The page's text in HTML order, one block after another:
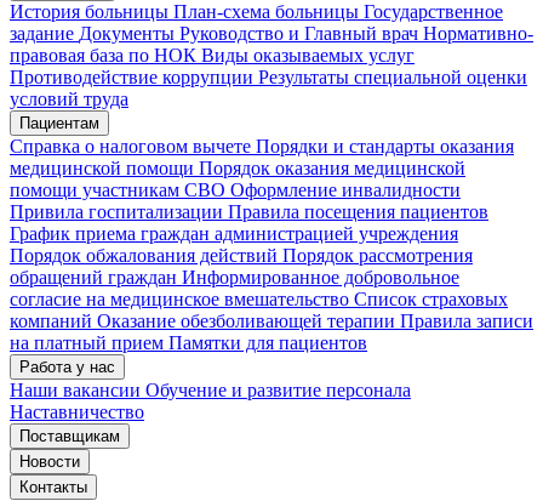
История больницы План-схема больницы Государственное
задание Документы Руководство и Главный врач Нормативно-
правовая база по НОК Виды оказываемых услуг
Противодействие коррупции Результаты специальной оценки
условий труда
Пациентам
Справка о налоговом вычете Порядки и стандарты оказания
медицинской помощи Порядок оказания медицинской
помощи участникам СВО Оформление инвалидности
Привила госпитализации Правила посещения пациентов
График приема граждан администрацией учреждения
Порядок обжалования действий Порядок рассмотрения
обращений граждан Информированное добровольное
согласие на медицинское вмешательство Список страховых
компаний Оказание обезболивающей терапии Правила записи
на платный прием Памятки для пациентов
Работа у нас
Наши вакансии Обучение и развитие персонала
Наставничество
Поставщикам
Новости
Контакты